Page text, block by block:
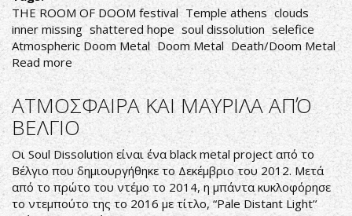
THE ROOM OF DOOM festival Temple athens clouds
inner missing shattered hope soul dissolution selefice
Atmospheric Doom Metal Doom Metal Death/Doom Metal
Read moreabout
THE
ROOM
OF
DOOM
FESTIVAL
II
-
ΔΩΜΑΤΙΑ
ΜΕ
ΑΤΜΟΣΦΑΙΡΑ ΚΑΙ ΜΑΥΡΙΛΑ ΑΠΌ
ΒΕΛΓΙΟ
Οι Soul Dissolution είναι ένα black metal project από το
Βέλγιο που δημιουργήθηκε το Δεκέμβριο του 2012. Μετά
από το πρώτο του ντέμο το 2014, η μπάντα κυκλοφόρησε
το ντεμπούτο της το 2016 με τίτλο, “Pale Distant Light’’